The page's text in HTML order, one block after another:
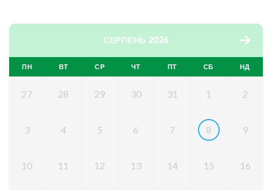
СЕРПЕНЬ 2026
ПН ВТ СР ЧТ ПТ СБ НД
27 28 29 30 31 1 2
3 4 5 6 7 8 9
10 11 12 13 14 15 16